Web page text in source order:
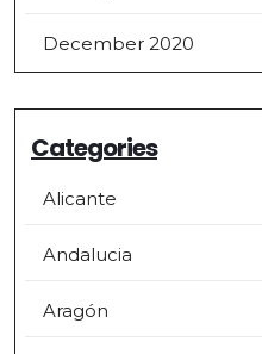
December 2020
Categories
Alicante
Andalucia
Aragón